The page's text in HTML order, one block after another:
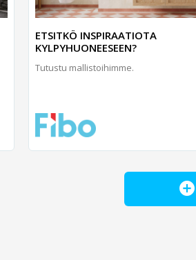
ETSITKÖ INSPIRAATIOTA
KYLPYHUONEESEEN?
Tutustu mallistoihimme.